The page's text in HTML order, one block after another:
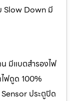
Slow Down มี
น มีแบตสำรองไฟ
ฟดูด 100%
ประตูปิด